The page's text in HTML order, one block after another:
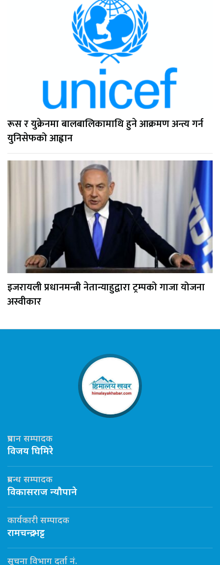
रूस र युक्रेनमा बालबालिकामाथि हुने आक्रमण अन्त्य गर्न
युनिसेफको आह्वान
इजरायली प्रधानमन्त्री नेतान्याहुद्वारा ट्रम्पको गाजा योजना
अस्वीकार
प्रधान सम्पादक
विजय घिमिरे
प्रबन्ध सम्पादक
विकासराज न्यौपाने
कार्यकारी सम्पादक
रामचन्द्र भट्ट
सूचना विभाग दर्ता नं.